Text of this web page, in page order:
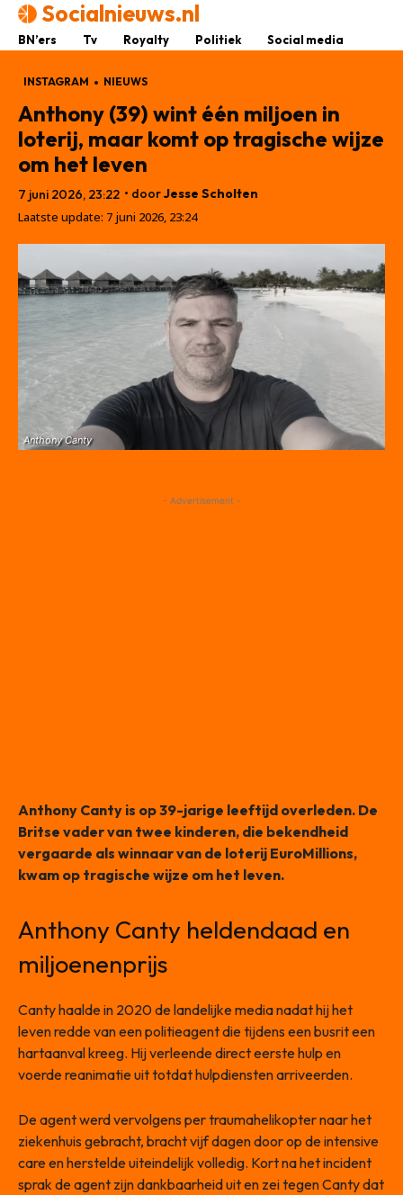
Socialnieuws.nl
BN’ers Tv Royalty Politiek Social media
INSTAGRAM NIEUWS
Anthony (39) wint één miljoen in
loterij, maar komt op tragische wijze
om het leven
7 juni 2026, 23:22 • doorJesse Scholten
Laatste update: 7 juni 2026, 23:24
Anthony Canty
- Advertisement -
Anthony Canty is op 39-jarige leeftijd overleden. De
Britse vader van twee kinderen, die bekendheid
vergaarde als winnaar van de loterij EuroMillions,
kwam op tragische wijze om het leven.
Anthony Canty heldendaad en
miljoenenprijs
Canty haalde in 2020 de landelijke media nadat hij het
leven redde van een politieagent die tijdens een busrit een
hartaanval kreeg. Hij verleende direct eerste hulp en
voerde reanimatie uit totdat hulpdiensten arriveerden.
De agent werd vervolgens per traumahelikopter naar het
ziekenhuis gebracht, bracht vijf dagen door op de intensive
care en herstelde uiteindelijk volledig. Kort na het incident
sprak de agent zijn dankbaarheid uit en zei tegen Canty dat